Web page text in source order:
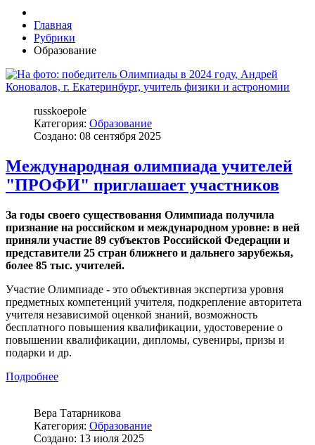
Главная
Рубрики
Образование
russkoepole
Категория: Образование
Создано: 08 сентября 2025
Международная олимпиада учителей
"ПРОФИ" приглашает участников
За годы своего существования Олимпиада получила
признание на российском и международном уровне: в ней
приняли участие 89 субъектов Российской Федерации и
представители 25 стран ближнего и дальнего зарубежья,
более 85 тыс. учителей.
Участие Олимпиаде - это объективная экспертиза уровня
предметных компетенций учителя, подкрепление авторитета
учителя независимой оценкой знаний, возможность
бесплатного повышения квалификации, удостоверение о
повышении квалификации, дипломы, сувениры, призы и
подарки и др.
Подробнее
Вера Татарникова
Категория: Образование
Создано: 13 июля 2025